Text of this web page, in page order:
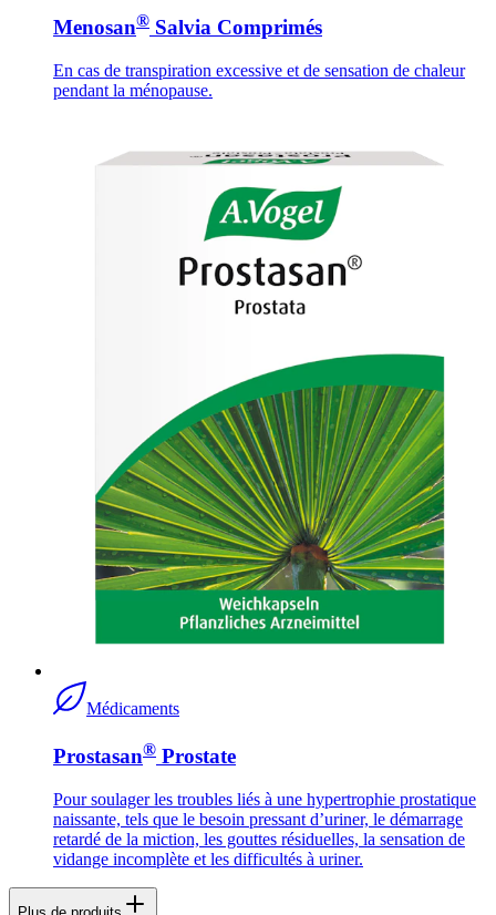
Menosan® Salvia Comprimés
En cas de transpiration excessive et de sensation de chaleur
pendant la ménopause.
Médicaments
Prostasan® Prostate
Pour soulager les troubles liés à une hypertrophie prostatique
naissante, tels que le besoin pressant d’uriner, le démarrage
retardé de la miction, les gouttes résiduelles, la sensation de
vidange incomplète et les difficultés à uriner.